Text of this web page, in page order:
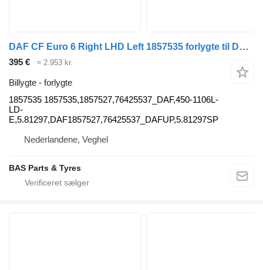
DAF CF Euro 6 Right LHD Left 1857535 forlygte til DAF CF Euro 6 lastbil
395 € ≈ 2.953 kr.
Billygte - forlygte
1857535 1857535,1857527,76425537_DAF,450-1106L-
LD-
E,5.81297,DAF1857527,76425537_DAFUP,5.81297SP
Nederlandene, Veghel
BAS Parts & Tyres